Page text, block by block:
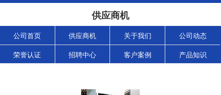
供应商机
公司首页 供应商机 关于我们 公司动态
荣誉认证 招聘中心 客户案例 产品知识